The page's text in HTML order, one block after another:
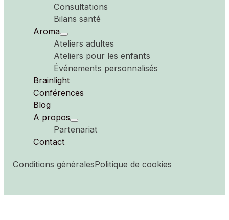
Nutrition
Consultations
Bilans santé
Aroma
Ateliers adultes
Ateliers pour les enfants
Événements personnalisés
Brainlight
Conférences
Blog
A propos
Partenariat